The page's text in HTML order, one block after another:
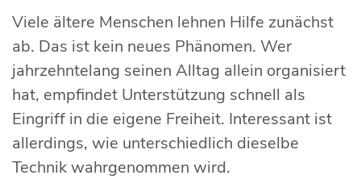
Viele ältere Menschen lehnen Hilfe zunächst
ab. Das ist kein neues Phänomen. Wer
jahrzehntelang seinen Alltag allein organisiert
hat, empfindet Unterstützung schnell als
Eingriff in die eigene Freiheit. Interessant ist
allerdings, wie unterschiedlich dieselbe
Technik wahrgenommen wird.